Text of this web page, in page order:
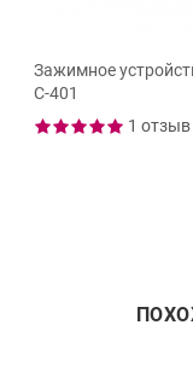
Зажимное
С-401
1 отзыв